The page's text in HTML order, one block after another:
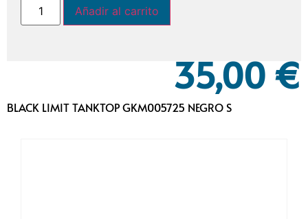
Añadir al carrito
35,00 €
BLACK LIMIT TANKTOP GKM005725 NEGRO S